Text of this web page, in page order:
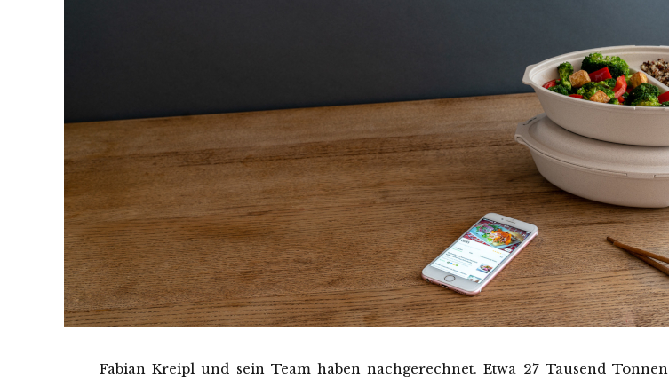
Fabian Kreipl und sein Team haben nachgerechnet. Etwa 27 Tausend Tonnen